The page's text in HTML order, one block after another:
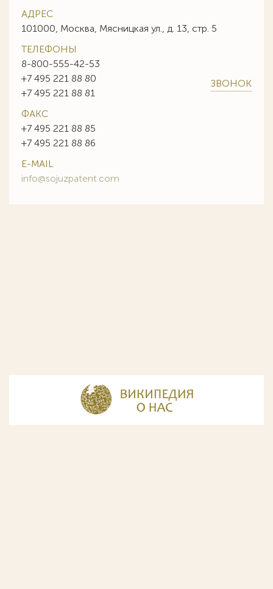
АДРЕС
101000, Москва, Мясницкая ул., д. 13, стр. 5
ТЕЛЕФОНЫ
8-800-555-42-53
+7 495 221 88 80
+7 495 221 88 81
ЗВОНОК
ФАКС
+7 495 221 88 85
+7 495 221 88 86
E-MAIL
info@sojuzpatent.com